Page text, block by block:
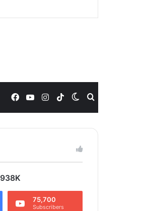
Switch
skin
TikTok
Instagram
YouTube
Facebook
938K
75,700
Subscribers